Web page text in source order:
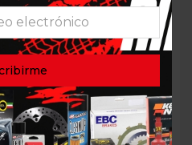
Out Of Stock
Camiseta alpinestars ride
2.0 Talla L